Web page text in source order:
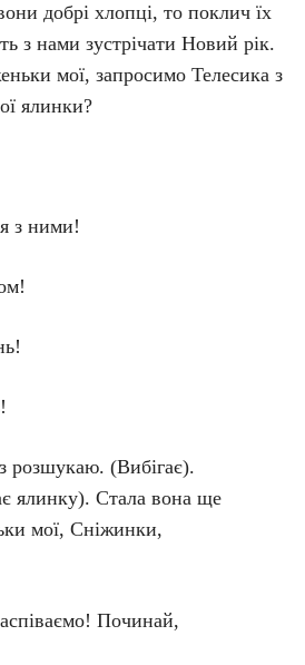
добрі хлопці, то поклич їх
з нами зустрічати Новий рік.
мої, запросимо Телесика з
ялинки?
з ними!
розшукаю. (Вибігає).
ялинку). Стала вона ще
мої, Сніжинки,
Починай,